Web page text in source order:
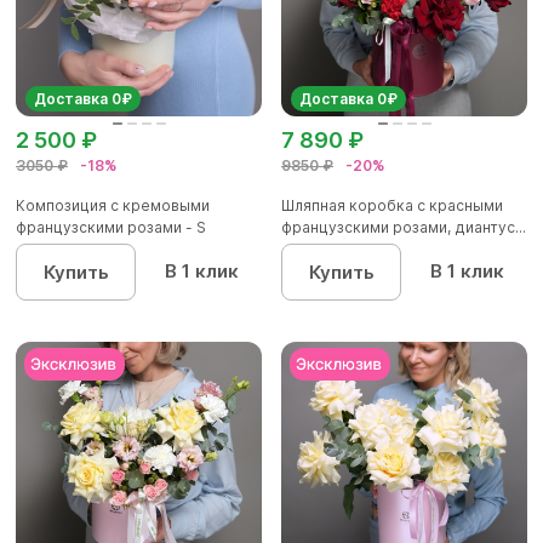
Доставка 0₽
3050 ₽ -18%
2 500 ₽
Композиция с кремовыми
французскими розами - S
Купить В 1 клик
Доставка 0₽
9850 ₽ -20%
7 890 ₽
Шляпная коробка с красными
французскими розами, диантус...
Купить В 1 клик